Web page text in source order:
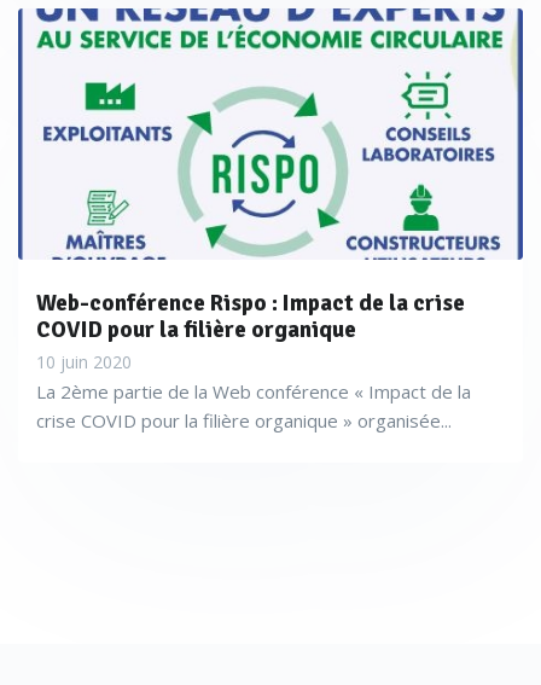
Web-conférence Rispo : Impact de la crise
COVID pour la filière organique
10 juin 2020
La 2ème partie de la Web conférence « Impact de la
crise COVID pour la filière organique » organisée...